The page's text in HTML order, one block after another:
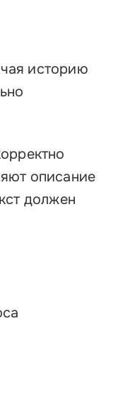
историю
описание
должен